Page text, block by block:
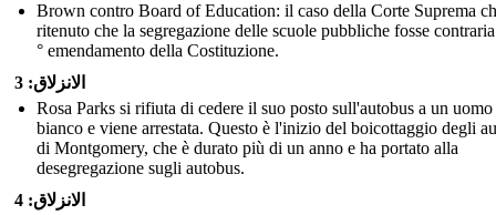
Brown contro Board of Education: il caso della Corte Suprema
ritenuto che la segregazione delle scuole pubbliche fosse
° emendamento della Costituzione.
الانزلاق: 3
Rosa Parks si rifiuta di cedere il suo posto sull'autobus a un uomo
bianco e viene arrestata. Questo è l'inizio del boicottaggio degli
di Montgomery, che è durato più di un anno e ha portato alla
desegregazione sugli autobus.
الانزلاق: 4